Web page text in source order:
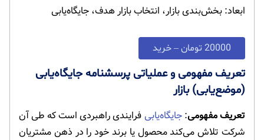
ابعاد: بخش‌بندی بازار، انتخاب بازار هدف، جایگاه‌یابی
20000 تومان – خرید
تعریف مفهومی و عملیاتی پرسشنامه جایگاه‌یابی
(موضع‌یابی) بازار
تعریف مفهومی:جایگاه‌یابی فرایندی راهبردی است که طی آن
شرکت تلاش می‌کند محصول یا برند خود را در ذهن مشتریان